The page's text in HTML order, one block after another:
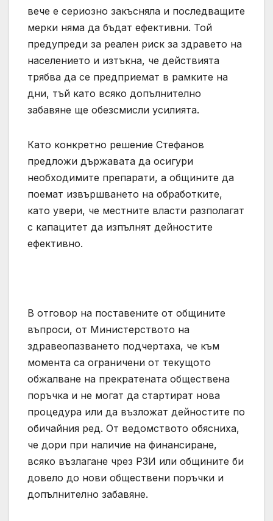
вече е сериозно закъсняла и последващите
мерки няма да бъдат ефективни. Той
предупреди за реален риск за здравето на
населението и изтъкна, че действията
трябва да се предприемат в рамките на
дни, тъй като всяко допълнително
забавяне ще обезсмисли усилията.
Като конкретно решение Стефанов
предложи държавата да осигури
необходимите препарати, а общините да
поемат извършването на обработките,
като увери, че местните власти разполагат
с капацитет да изпълнят дейностите
ефективно.
В отговор на поставените от общините
въпроси, от Министерството на
здравеопазването подчертаха, че към
момента са ограничени от текущото
обжалване на прекратената обществена
поръчка и не могат да стартират нова
процедура или да възложат дейностите по
обичайния ред. От ведомството обясниха,
че дори при наличие на финансиране,
всяко възлагане чрез РЗИ или общините би
довело до нови обществени поръчки и
допълнително забавяне.